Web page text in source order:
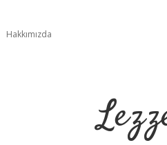
Hakkımızda